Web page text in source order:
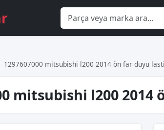
1297607000 mitsubishi l200 2014 ön far duyu
mitsubishi l200